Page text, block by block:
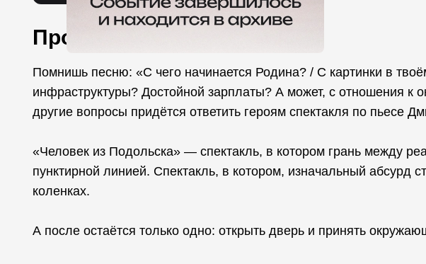
Про событие
Помнишь песню: «С чего начинается Родина? / С картинки в
инфраструктуры? Достойной зарплаты? А может, с отношения к
другие вопросы придётся ответить героям спектакля по пьесе
«Человек из Подольска» — спектакль, в котором грань между
пунктирной линией. Спектакль, в котором, изначальный абсурд
коленках.
А после остаётся только одно: открыть дверь и принять